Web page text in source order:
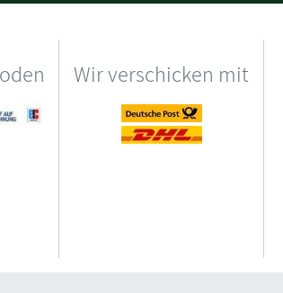
Wir verschicken mit